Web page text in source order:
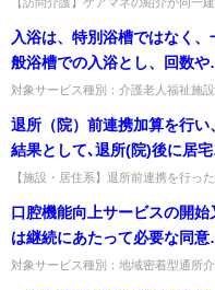
男女部屋の関係から当該空床
利用することができないとき
は、静養室を使用して短期入
生活介護を提供してもよいか
以上となった場合については
正当な理由に該当すると考え
よいか。
合、同一建物減算の正当な理由に該当
か。紹介がないことのみを理...
入浴は、特別浴槽ではなく、
般浴槽での入浴とし、回数や
アの方法についても、個人の
となっているが、仮に入所者
状態から一般浴槽を使用困難
場合は要件を満たすことにな
のか。
対象サービス種別：介護老人福祉施
報酬「自立支援促進加算の算定要件」
入浴は、特別浴槽ではなく...
退所（院）前連携加算を行い
結果として､退所(院)後に居宅
ービスを利用しなかった場合
【施設・居住系】退所前連携を行っ
た場合も算定できるか。同意を得て調
行っていれば算定して差し支え...
口腔機能向上サービスの開始
は継続にあたって必要な同意
は、利用者又はその家族の自
対象サービス種別：地域密着型通所介